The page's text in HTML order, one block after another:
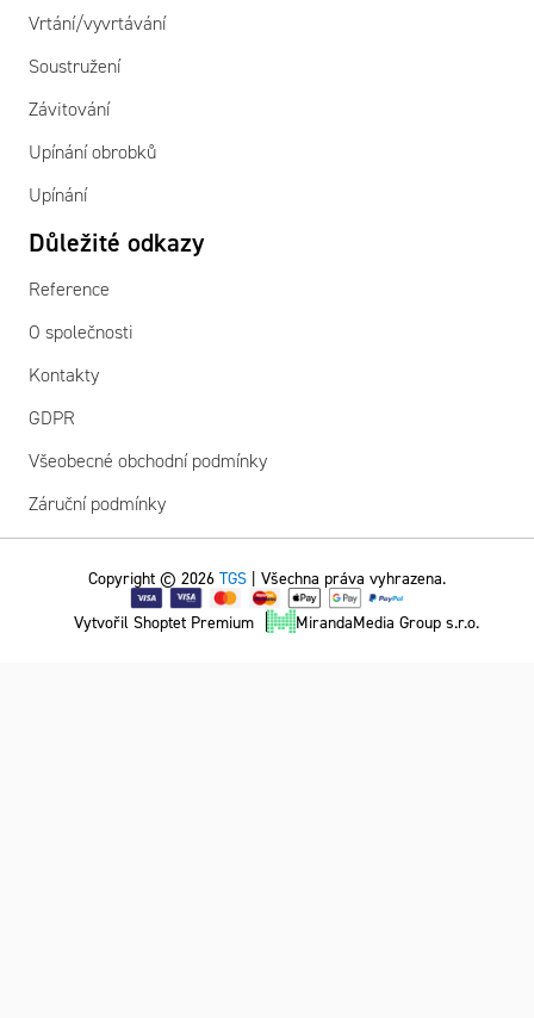
Vrtání/vyvrtávání
Soustružení
Závitování
Upínání obrobků
Upínání
Důležité odkazy
Reference
O společnosti
Kontakty
GDPR
Všeobecné obchodní podmínky
Záruční podmínky
Vytvořil Shoptet Premium MirandaMedia Group s.r.o.
Copyright © 2026 TGS | Všechna práva vyhrazena.